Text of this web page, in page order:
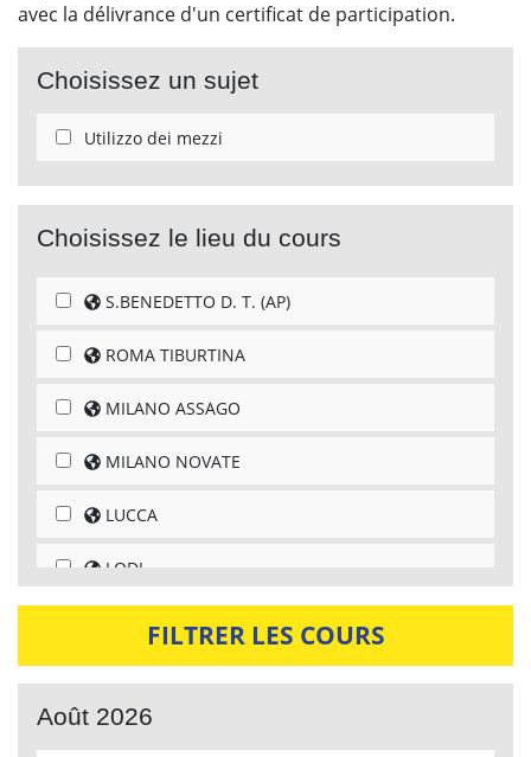
avec la délivrance d'un certificat de participation.
Choisissez un sujet
Utilizzo dei mezzi
Choisissez le lieu du cours
S.BENEDETTO D. T. (AP)
ROMA TIBURTINA
MILANO ASSAGO
MILANO NOVATE
LUCCA
LODI
LATINA
FERRARA
FILTRER LES COURS
Août 2026